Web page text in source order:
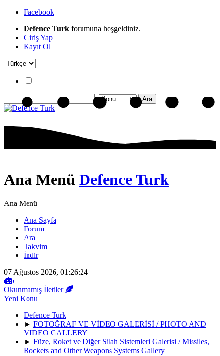
Facebook
Defence Turk forumuna hoşgeldiniz.
Giriş Yap
Kayıt Ol
Ana Menü Defence Turk
Ana Menü
Ana Sayfa
Forum
Ara
Takvim
İndir
07 Ağustos 2026, 01:26:24
Okunmamış İletiler
Yeni Konu
Defence Turk
► FOTOĞRAF VE VİDEO GALERİSİ / PHOTO AND
VIDEO GALLERY
► Füze, Roket ve Diğer Silah Sistemleri Galerisi / Missiles,
Rockets and Other Weapons Systems Gallery